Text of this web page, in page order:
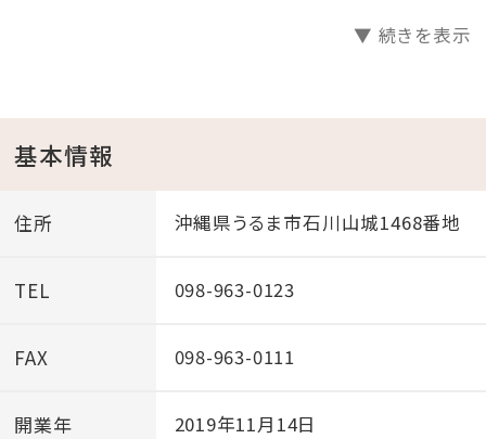
新しく生まれ変わったANAクラウンプラザホテルの朝食
が、最高の一日のはじまりをお届けします。
▼ 続きを表示
基本情報
住所 沖縄県うるま市石川山城1468番地
TEL 098-963-0123
FAX 098-963-0111
開業年 2019年11月14日